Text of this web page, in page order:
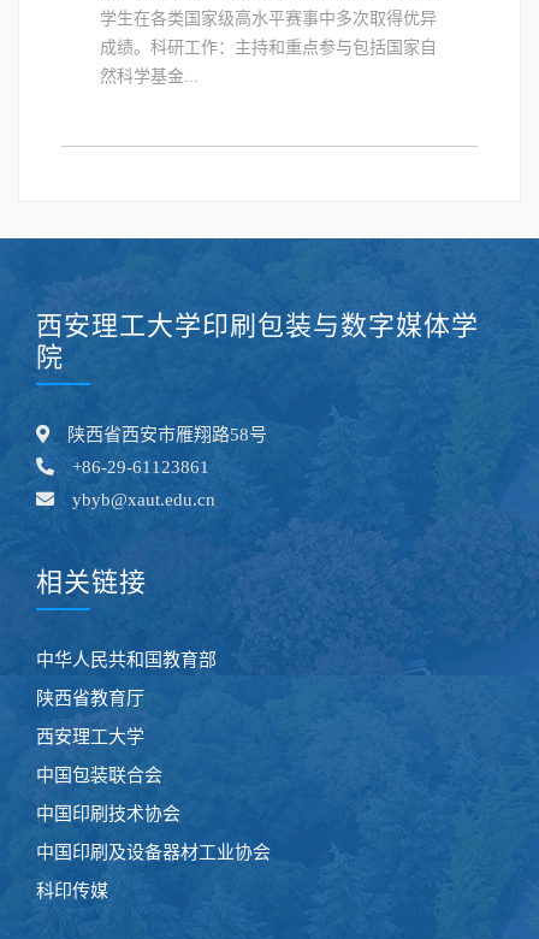
学生在各类国家级高水平赛事中多次取得优异
成绩。科研工作：主持和重点参与包括国家自
然科学基金...
西安理工大学印刷包装与数字媒体学
院
陕西省西安市雁翔路58号
+86-29-61123861
ybyb@xaut.edu.cn
相关链接
中华人民共和国教育部
陕西省教育厅
西安理工大学
中国包装联合会
中国印刷技术协会
中国印刷及设备器材工业协会
科印传媒